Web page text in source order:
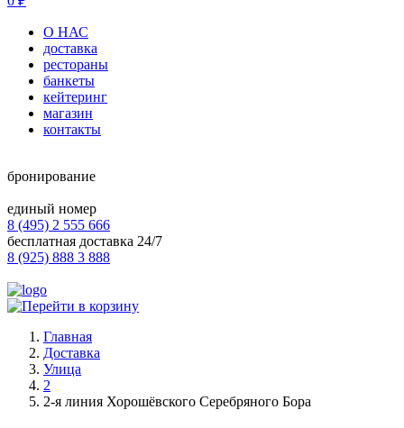
О НАС
доставка
рестораны
банкеты
кейтеринг
магазин
контакты
бронирование
единый номер
8 (495) 2 555 666
бесплатная доставка 24/7
8 (925) 888 3 888
Главная
Доставка
Улица
2
2-я линия Хорошёвского Серебряного Бора